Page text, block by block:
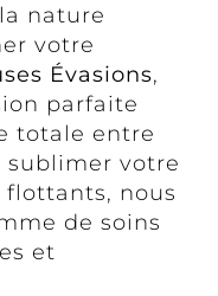
nature
votre
Évasions,
parfaite
totale entre
sublimer votre
flottants, nous
de soins
et